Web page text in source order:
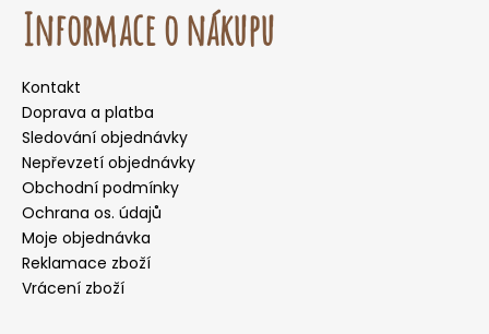
Informace o nákupu
Kontakt
Doprava a platba
Sledování objednávky
Nepřevzetí objednávky
Obchodní podmínky
Ochrana os. údajů
Moje objednávka
Reklamace zboží
Vrácení zboží